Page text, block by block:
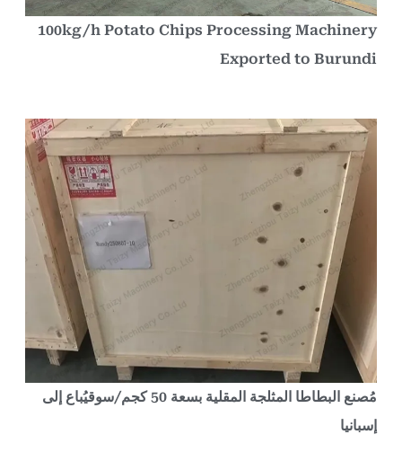
100kg/h Potato Chips Processing Machinery
Exported to Burundi
مُصنع البطاطا المثلجة المقلية بسعة 50 كجم/سوقيُباع إلى
إسبانيا